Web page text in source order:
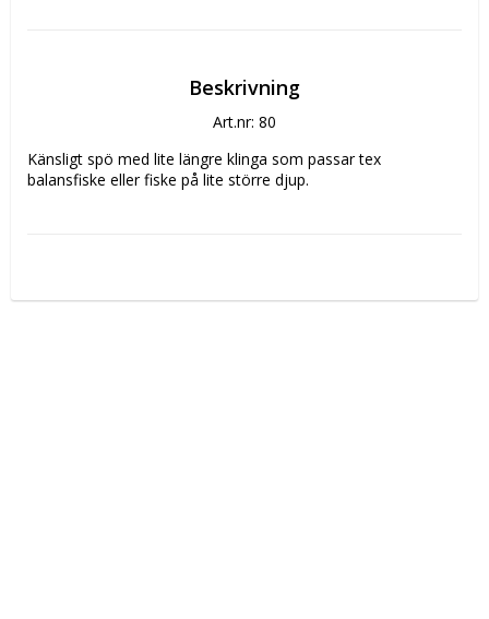
Beskrivning
Art.nr: 80
Känsligt spö med lite längre klinga som passar tex
balansfiske eller fiske på lite större djup.